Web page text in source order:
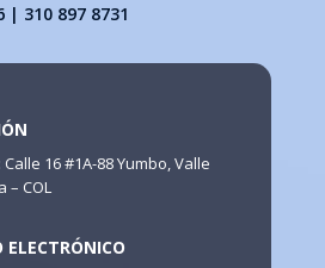
| 310 897 8731
16 #1A-88 Yumbo, Valle
– COL
ELECTRÓNICO